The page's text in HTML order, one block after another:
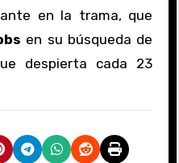
en la trama, que
en su búsqueda de
despierta cada 23